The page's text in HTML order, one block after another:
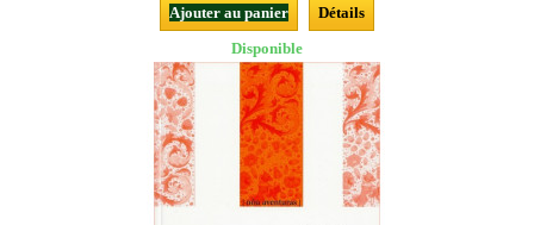
Ajouter au panier
Détails
Disponible